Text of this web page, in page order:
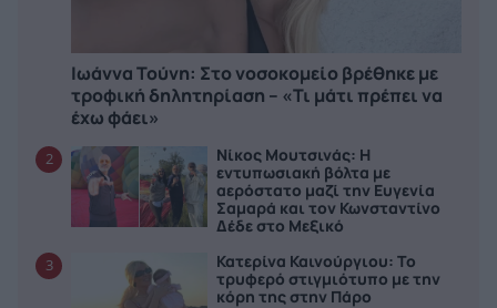
Ιωάννα Τούνη: Στο νοσοκομείο βρέθηκε με
τροφική δηλητηρίαση – «Τι μάτι πρέπει να
έχω φάει»
2
Νίκος Μουτσινάς: Η
εντυπωσιακή βόλτα με
αερόστατο μαζί την Ευγενία
Σαμαρά και τον Κωνσταντίνο
Δέδε στο Μεξικό
3
Κατερίνα Καινούργιου: Το
τρυφερό στιγμιότυπο με την
κόρη της στην Πάρο